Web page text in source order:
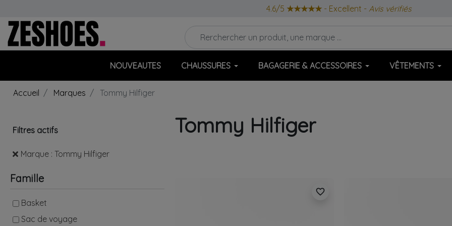
4.6/5 ★★★★★ - Excellent - Avis vérifiés
NOUVEAUTES CHAUSSURES BAGAGERIE & ACCESSOIRES VÊTEMENTS
Accueil Marques Tommy Hilfiger
Filtres actifs
Marque : Tommy Hilfiger
Famille
Basket
Sac de voyage
Tommy Hilfiger
favorite_border